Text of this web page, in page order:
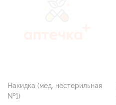
Накидка (мед. нестерильная
№1)